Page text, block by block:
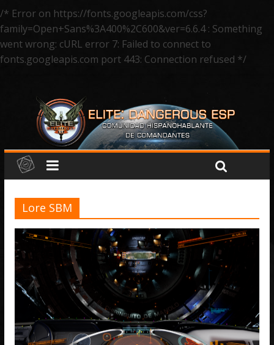
/* Error on https://fonts.googleapis.com/css?
family=Open+Sans%3A400%2C600&ver=6.6.4 : Something
went wrong: cURL error 7: Failed to connect to
fonts.googleapis.com port 443: Connection refused */
Lore SBM